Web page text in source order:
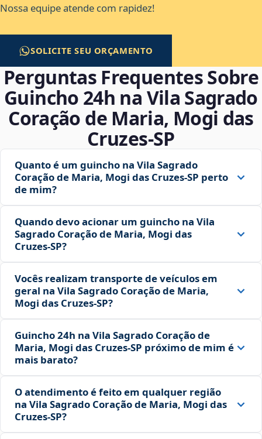
Nossa equipe atende com rapidez!
SOLICITE SEU ORÇAMENTO
Perguntas Frequentes Sobre
Guincho 24h na Vila Sagrado
Coração de Maria, Mogi das
Cruzes‑SP
Quanto é um guincho na Vila Sagrado
Coração de Maria, Mogi das Cruzes‑SP perto
de mim?
Quando devo acionar um guincho na Vila
Sagrado Coração de Maria, Mogi das
Cruzes‑SP?
Vocês realizam transporte de veículos em
geral na Vila Sagrado Coração de Maria,
Mogi das Cruzes‑SP?
Guincho 24h na Vila Sagrado Coração de
Maria, Mogi das Cruzes‑SP próximo de mim é
mais barato?
O atendimento é feito em qualquer região
na Vila Sagrado Coração de Maria, Mogi das
Cruzes‑SP?